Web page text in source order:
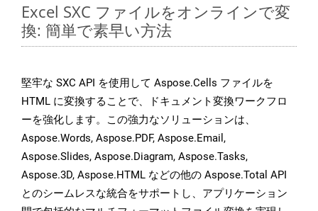
Excel SXC ファイルをオンラインで変
換: 簡単で素早い方法
堅牢な SXC API を使用して Aspose.Cells ファイルを
HTML に変換することで、ドキュメント変換ワークフロ
ーを強化します。この強力なソリューションは、
Aspose.Words, Aspose.PDF, Aspose.Email,
Aspose.Slides, Aspose.Diagram, Aspose.Tasks,
Aspose.3D, Aspose.HTML などの他の Aspose.Total API
とのシームレスな統合をサポートし、アプリケーション